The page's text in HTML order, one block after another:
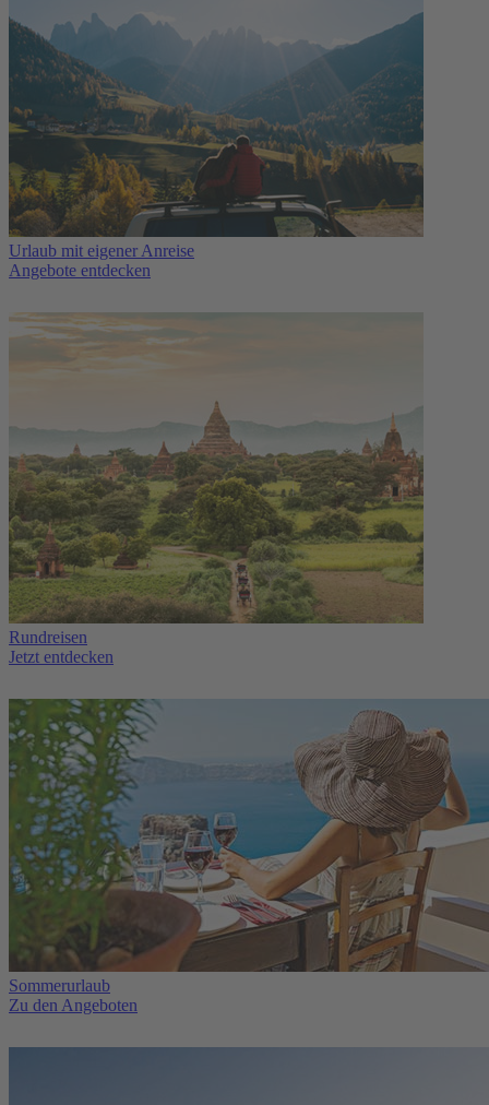
Urlaub mit eigener Anreise
Angebote entdecken
Rundreisen
Jetzt entdecken
Sommerurlaub
Zu den Angeboten